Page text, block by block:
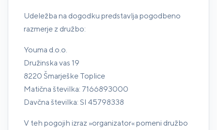
Udeležba na dogodku predstavlja pogodbeno
razmerje z družbo:
Youma d.o.o.
Družinska vas 19
8220 Šmarješke Toplice
Matična številka: 7166893000
Davčna številka: SI 45798338
V teh pogojih izraz »organizator« pomeni družbo